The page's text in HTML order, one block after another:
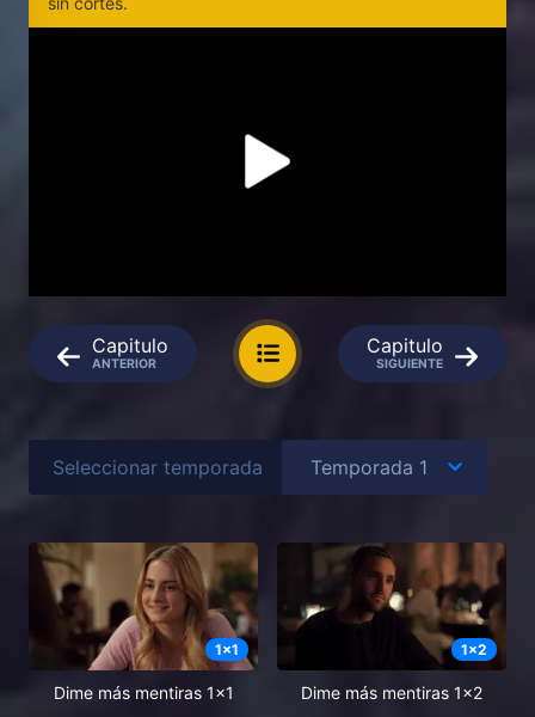
Capitulo
ANTERIOR
Capitulo
SIGUIENTE
Seleccionar temporada
1x1
Dime más mentiras 1x1
1x2
Dime más mentiras 1x2